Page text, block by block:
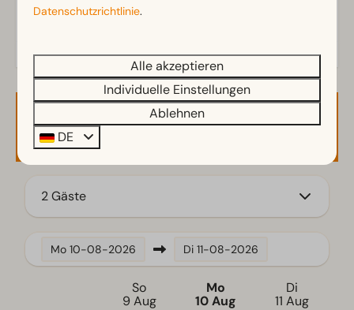
Außenbereich
Terrasse
Garten
Gartenmöbel
Familie/Kinder
Kinderstuhl
Küche
Filterkaffeemaschine
Verfügbarkeit und Preis
2 Gäste
Mo 10-08-2026 Di 11-08-2026
So
9 Aug
Mo
10 Aug
Di
11 Aug
Datenschutzrichtlinie.
Alle akzeptieren
Individuelle Einstellungen
Ablehnen
DE